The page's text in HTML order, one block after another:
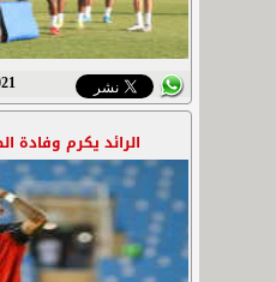
13/
الرائد يكرم وفادة